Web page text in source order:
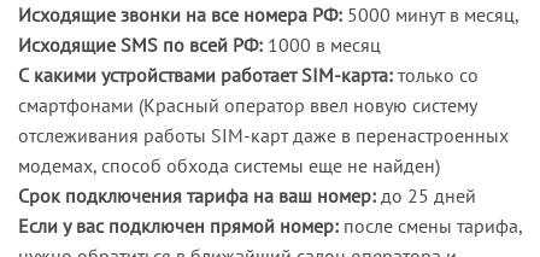
Исходящие звонки на все номера РФ: 5000 минут в месяц,
Исходящие SMS по всей РФ: 1000 в месяц
С какими устройствами работает SIM-карта: только со
смартфонами (Красный оператор ввел новую систему
отслеживания работы SIM-карт даже в перенастроенных
модемах, способ обхода системы еще не найден)
Срок подключения тарифа на ваш номер: до 25 дней
Если у вас подключен прямой номер: после смены тарифа,